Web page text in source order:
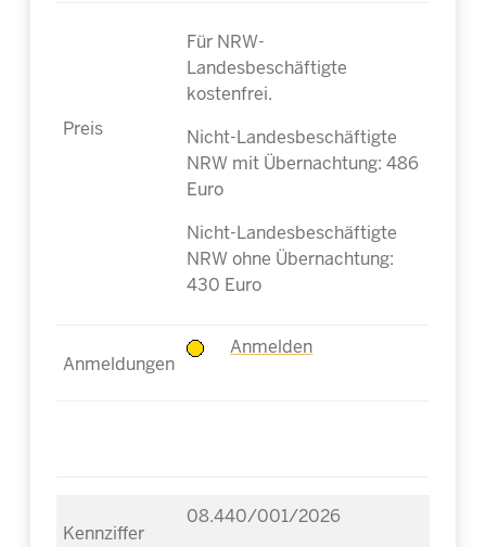
Für NRW-
Landesbeschäftigte
kostenfrei.
Nicht-Landesbeschäftigte
NRW mit Übernachtung: 486
Euro
Nicht-Landesbeschäftigte
NRW ohne Übernachtung:
430 Euro
Anmelden
08.440/001/2026